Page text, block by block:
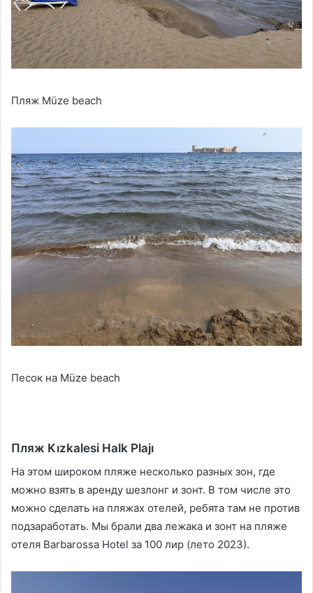
Пляж Müze beach
Песок на Müze beach
Пляж Kızkalesi Halk Plajı
На этом широком пляже несколько разных зон, где
можно взять в аренду шезлонг и зонт. В том числе это
можно сделать на пляжах отелей, ребята там не против
подзаработать. Мы брали два лежака и зонт на пляже
отеля Barbarossa Hotel за 100 лир (лето 2023).